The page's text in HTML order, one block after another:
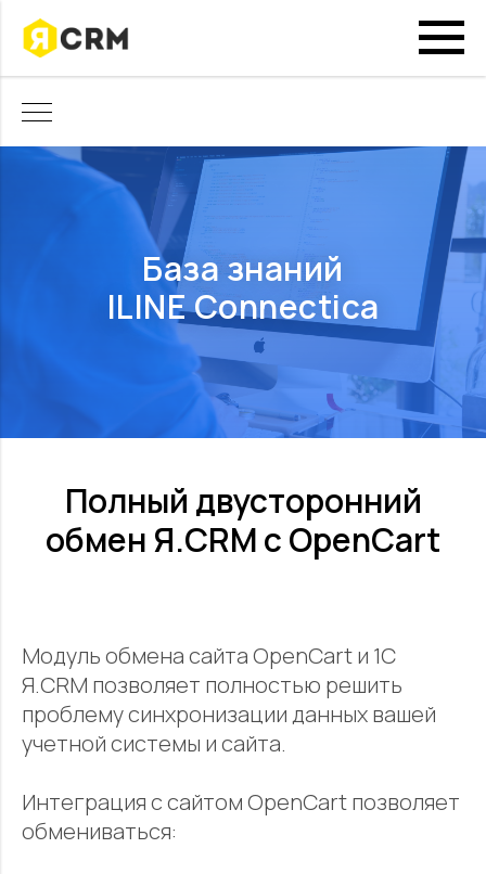
База знаний
ILINE Connectica
Полный двусторонний
обмен Я.CRM с OpenCart
Модуль обмена сайта OpenCart и 1С
Я.CRM позволяет полностью решить
проблему синхронизации данных вашей
учетной системы и сайта.
Интеграция с сайтом OpenCart позволяет
обмениваться: